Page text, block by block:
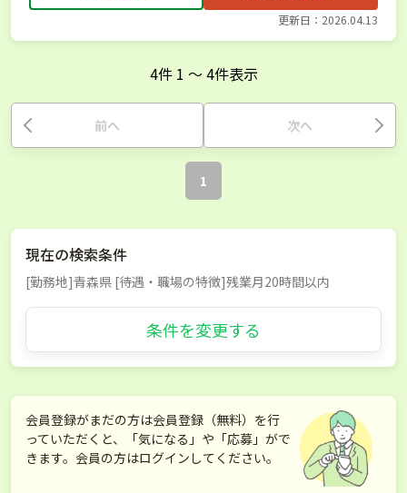
更新日：2026.04.13
4件 1 〜4件表示
前へ 次へ
1
現在の検索条件
[勤務地]青森県 [待遇・職場の特徴]残業月20時間以内
条件を変更する
会員登録がまだの方は会員登録（無料）を行
っていただくと、「気になる」や「応募」がで
きます。会員の方はログインしてください。